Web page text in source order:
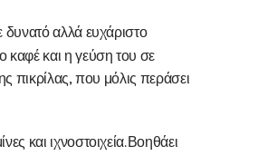
δυνατό αλλά ευχάριστο
και η γεύση του σε
πικρίλας, που μόλις περάσει
και ιχνοστοιχεία.Βοηθάει